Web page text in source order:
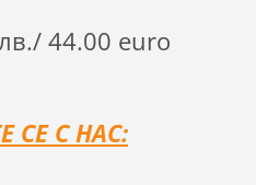
44.00 euro
СЕ С НАС: